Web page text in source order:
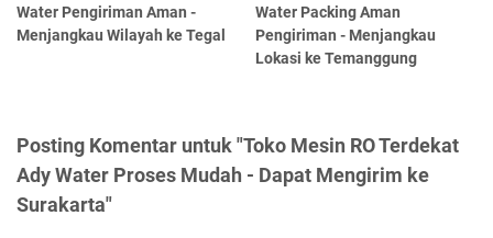
Water Pengiriman Aman -
Menjangkau Wilayah ke Tegal
Water Packing Aman
Pengiriman - Menjangkau
Lokasi ke Temanggung
Posting Komentar untuk "Toko Mesin RO Terdekat
Ady Water Proses Mudah - Dapat Mengirim ke
Surakarta"